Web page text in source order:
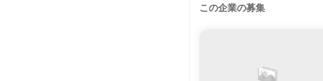
この企業の募集